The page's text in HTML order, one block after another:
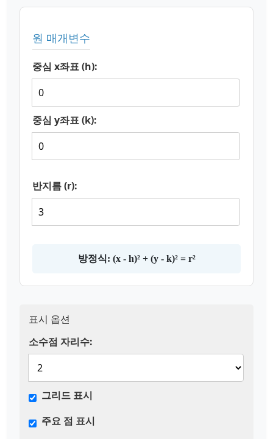
원 매개변수
중심 x좌표 (h):
중심 y좌표 (k):
반지름 (r):
방정식: (x - h)² + (y - k)² = r²
표시 옵션
소수점 자리수:
그리드 표시
주요 점 표시